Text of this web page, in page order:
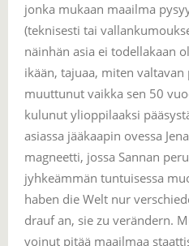
jonka mukaan maailma
(teknisesti tai
näinhän asia ei todellakaan
ikään, tajuaa, miten
muuttunut vaikka sen 50
kulunut ylioppilaaksi
asiassa jääkaapin ovessa
magneetti, jossa Sannan
jyhkeämmän tuntuisessa
haben die Welt nur
drauf an, sie zu verändern.
voinut pitää maailmaa